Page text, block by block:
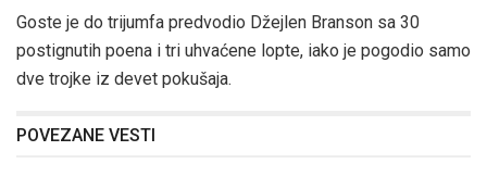
Goste je do trijumfa predvodio Džejlen Branson sa 30
postignutih poena i tri uhvaćene lopte, iako je pogodio samo
dve trojke iz devet pokušaja.
POVEZANE VESTI